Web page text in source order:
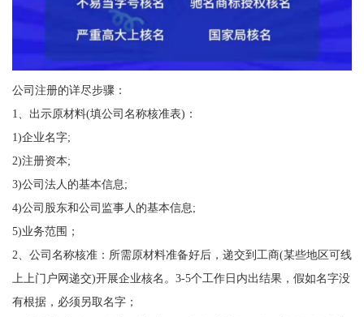
公司注册的详尽步骤：
1、出示原材料(填公司名称核准表)：
1)企业名字;
2)注册资本;
3)公司法人的基本信息;
4)公司股东和公司监事人的基本信息;
5)业务范围；
2、公司名称核准：所需原材料准备好后，递交到工商(某些地区可线
上上门户网递交)开展企业核名。3-5个工作日内出结果，假如名字没
有根据，必须另取名字；